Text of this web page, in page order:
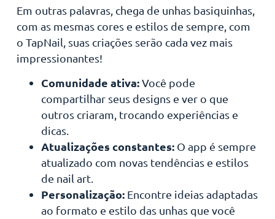
Em outras palavras, chega de unhas basiquinhas,
com as mesmas cores e estilos de sempre, com
o TapNail, suas criações serão cada vez mais
impressionantes!
Comunidade ativa:Você pode
compartilhar seus designs e ver o que
outros criaram, trocando experiências e
dicas.
Atualizações constantes:O app é sempre
atualizado com novas tendências e estilos
de nail art.
Personalização:Encontre ideias adaptadas
ao formato e estilo das unhas que você